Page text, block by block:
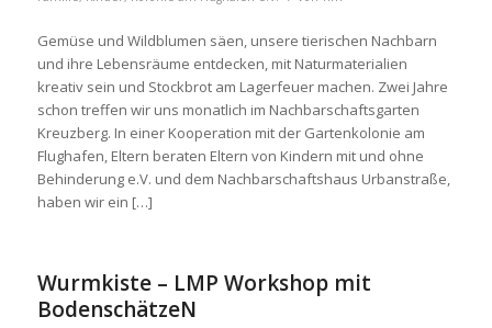
Gemüse und Wildblumen säen, unsere tierischen Nachbarn
und ihre Lebensräume entdecken, mit Naturmaterialien
kreativ sein und Stockbrot am Lagerfeuer machen. Zwei Jahre
schon treffen wir uns monatlich im Nachbarschaftsgarten
Kreuzberg. In einer Kooperation mit der Gartenkolonie am
Flughafen, Eltern beraten Eltern von Kindern mit und ohne
Behinderung e.V. und dem Nachbarschaftshaus Urbanstraße,
haben wir ein […]
Wurmkiste – LMP Workshop mit
BodenschätzeN